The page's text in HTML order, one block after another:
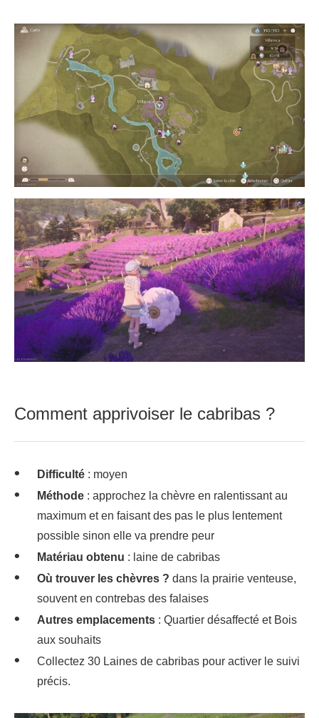
Comment apprivoiser le cabribas ?
Difficulté : moyen
Méthode : approchez la chèvre en ralentissant au
maximum et en faisant des pas le plus lentement
possible sinon elle va prendre peur
Matériau obtenu : laine de cabribas
Où trouver les chèvres ? dans la prairie venteuse,
souvent en contrebas des falaises
Autres emplacements : Quartier désaffecté et Bois
aux souhaits
Collectez 30 Laines de cabribas pour activer le suivi
précis.